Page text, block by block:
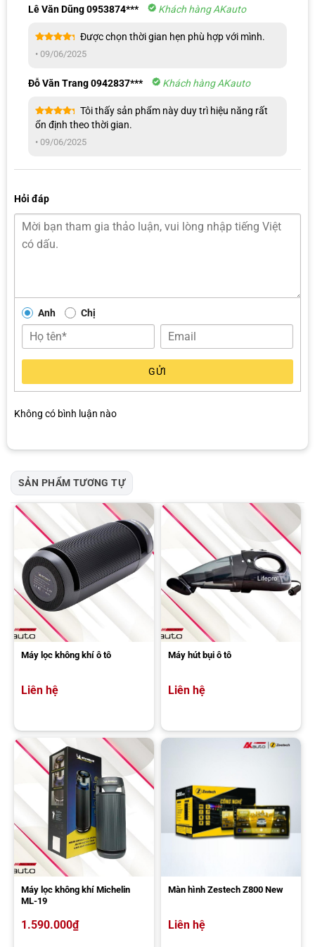
SẢN PHẨM TƯƠNG TỰ
Máy lọc không khí ô tô
Liên hệ
Máy hút bụi ô tô
Liên hệ
Máy lọc không khí Michelin
ML-19
1.590.000₫
Màn hình Zestech Z800 New
Liên hệ
Vaber Texô tô
Lê Văn Dũng 0953874*** Khách hàng AKauto
hạng55
Được chọn thời gian hẹn phù hợp với mình.
• 09/06/2025
Đỗ Văn Trang 0942837*** Khách hàng AKauto
Được xếp
hạng55
Tôi thấy sản phẩm này duy trì hiệu năng rất
ổn định theo thời gian.
• 09/06/2025
Hỏi đáp
Anh Chị
GỬI
Không có bình luận nào